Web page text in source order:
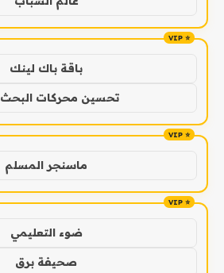
باقة باك لينك
تحسين محركات البحث SEO
ماسنجر المسلم
ضوء التعليمي
صحيفة برق